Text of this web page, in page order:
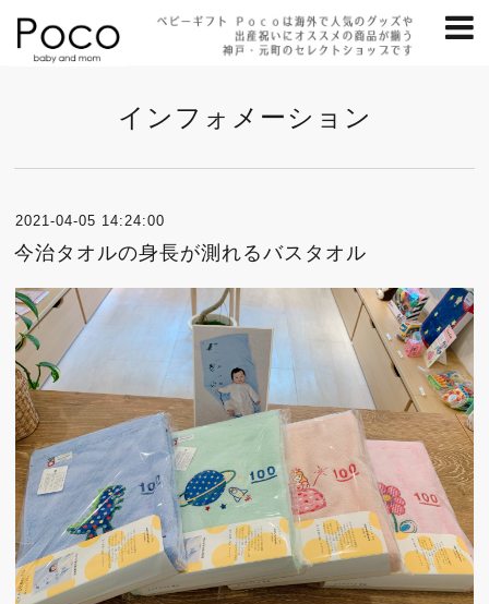
インフォメーション
2021-04-05 14:24:00
今治タオルの身長が測れるバスタオル